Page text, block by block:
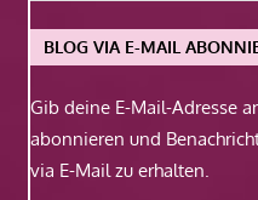
BLOG VIA E-MAIL
Gib deine E-Mail-Adresse
abonnieren und
via E-Mail zu erhalten.